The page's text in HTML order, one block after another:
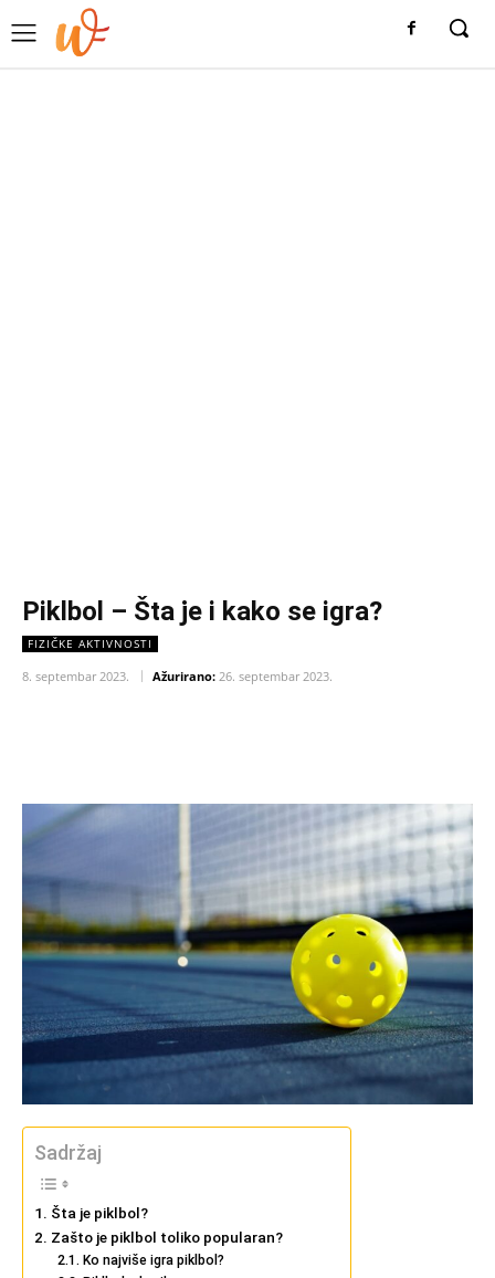
Piklbol – Šta je i kako se igra?
FIZIČKE AKTIVNOSTI
8. septembar 2023. Ažurirano: 26. septembar 2023.
Sadržaj
Šta je piklbol?
Zašto je piklbol toliko popularan?
Ko najviše igra piklbol?